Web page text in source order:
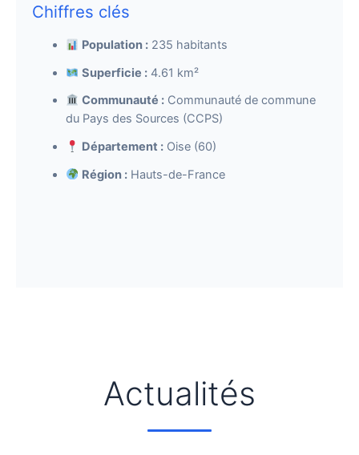
Chiffres clés
Population : 235 habitants
Superficie : 4.61 km²
Communauté : Communauté de commune
du Pays des Sources (CCPS)
Département : Oise (60)
Région : Hauts-de-France
Actualités